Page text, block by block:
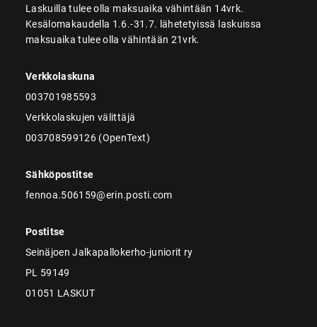
Laskuilla tulee olla maksuaika vähintään 14vrk.
Kesälomakaudella 1.6.-31.7. lähetetyissä laskuissa
maksuaika tulee olla vähintään 21vrk.
Verkkolaskuna
003701985593
Verkkolaskujen välittäjä
003708599126 (OpenText)
Sähköpostitse
fennoa.506159@erin.posti.com
Postitse
Seinäjoen Jalkapallokerho-juniorit ry
PL 59149
01051 LASKUT